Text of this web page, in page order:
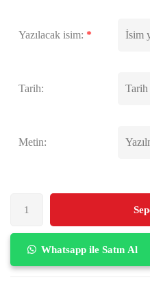
Yazılacak isim: *
Tarih:
Metin:
Whatsapp ile Satın Al